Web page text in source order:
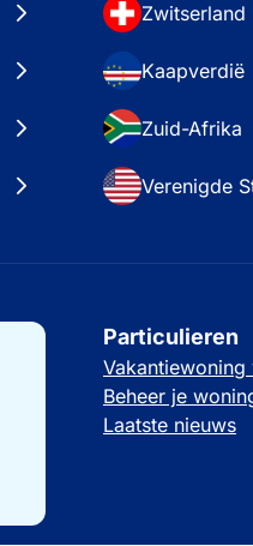
Zwitserland
Kaapverdië
Zuid-Afrika
Verenigde
Particulieren
Vakantiewoning
Beheer je
Laatste nieuws